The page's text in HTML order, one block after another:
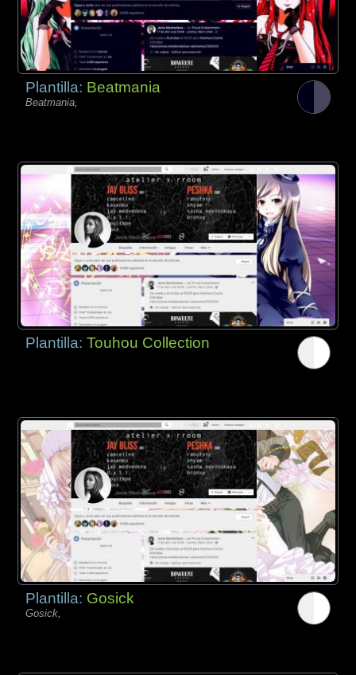
Plantilla: Beatmania
Beatmania,
Plantilla:Touhou Collection
Plantilla: Gosick
Gosick,